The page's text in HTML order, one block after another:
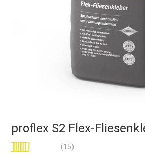
proflex S2 Flex-
Bewertung: (15)